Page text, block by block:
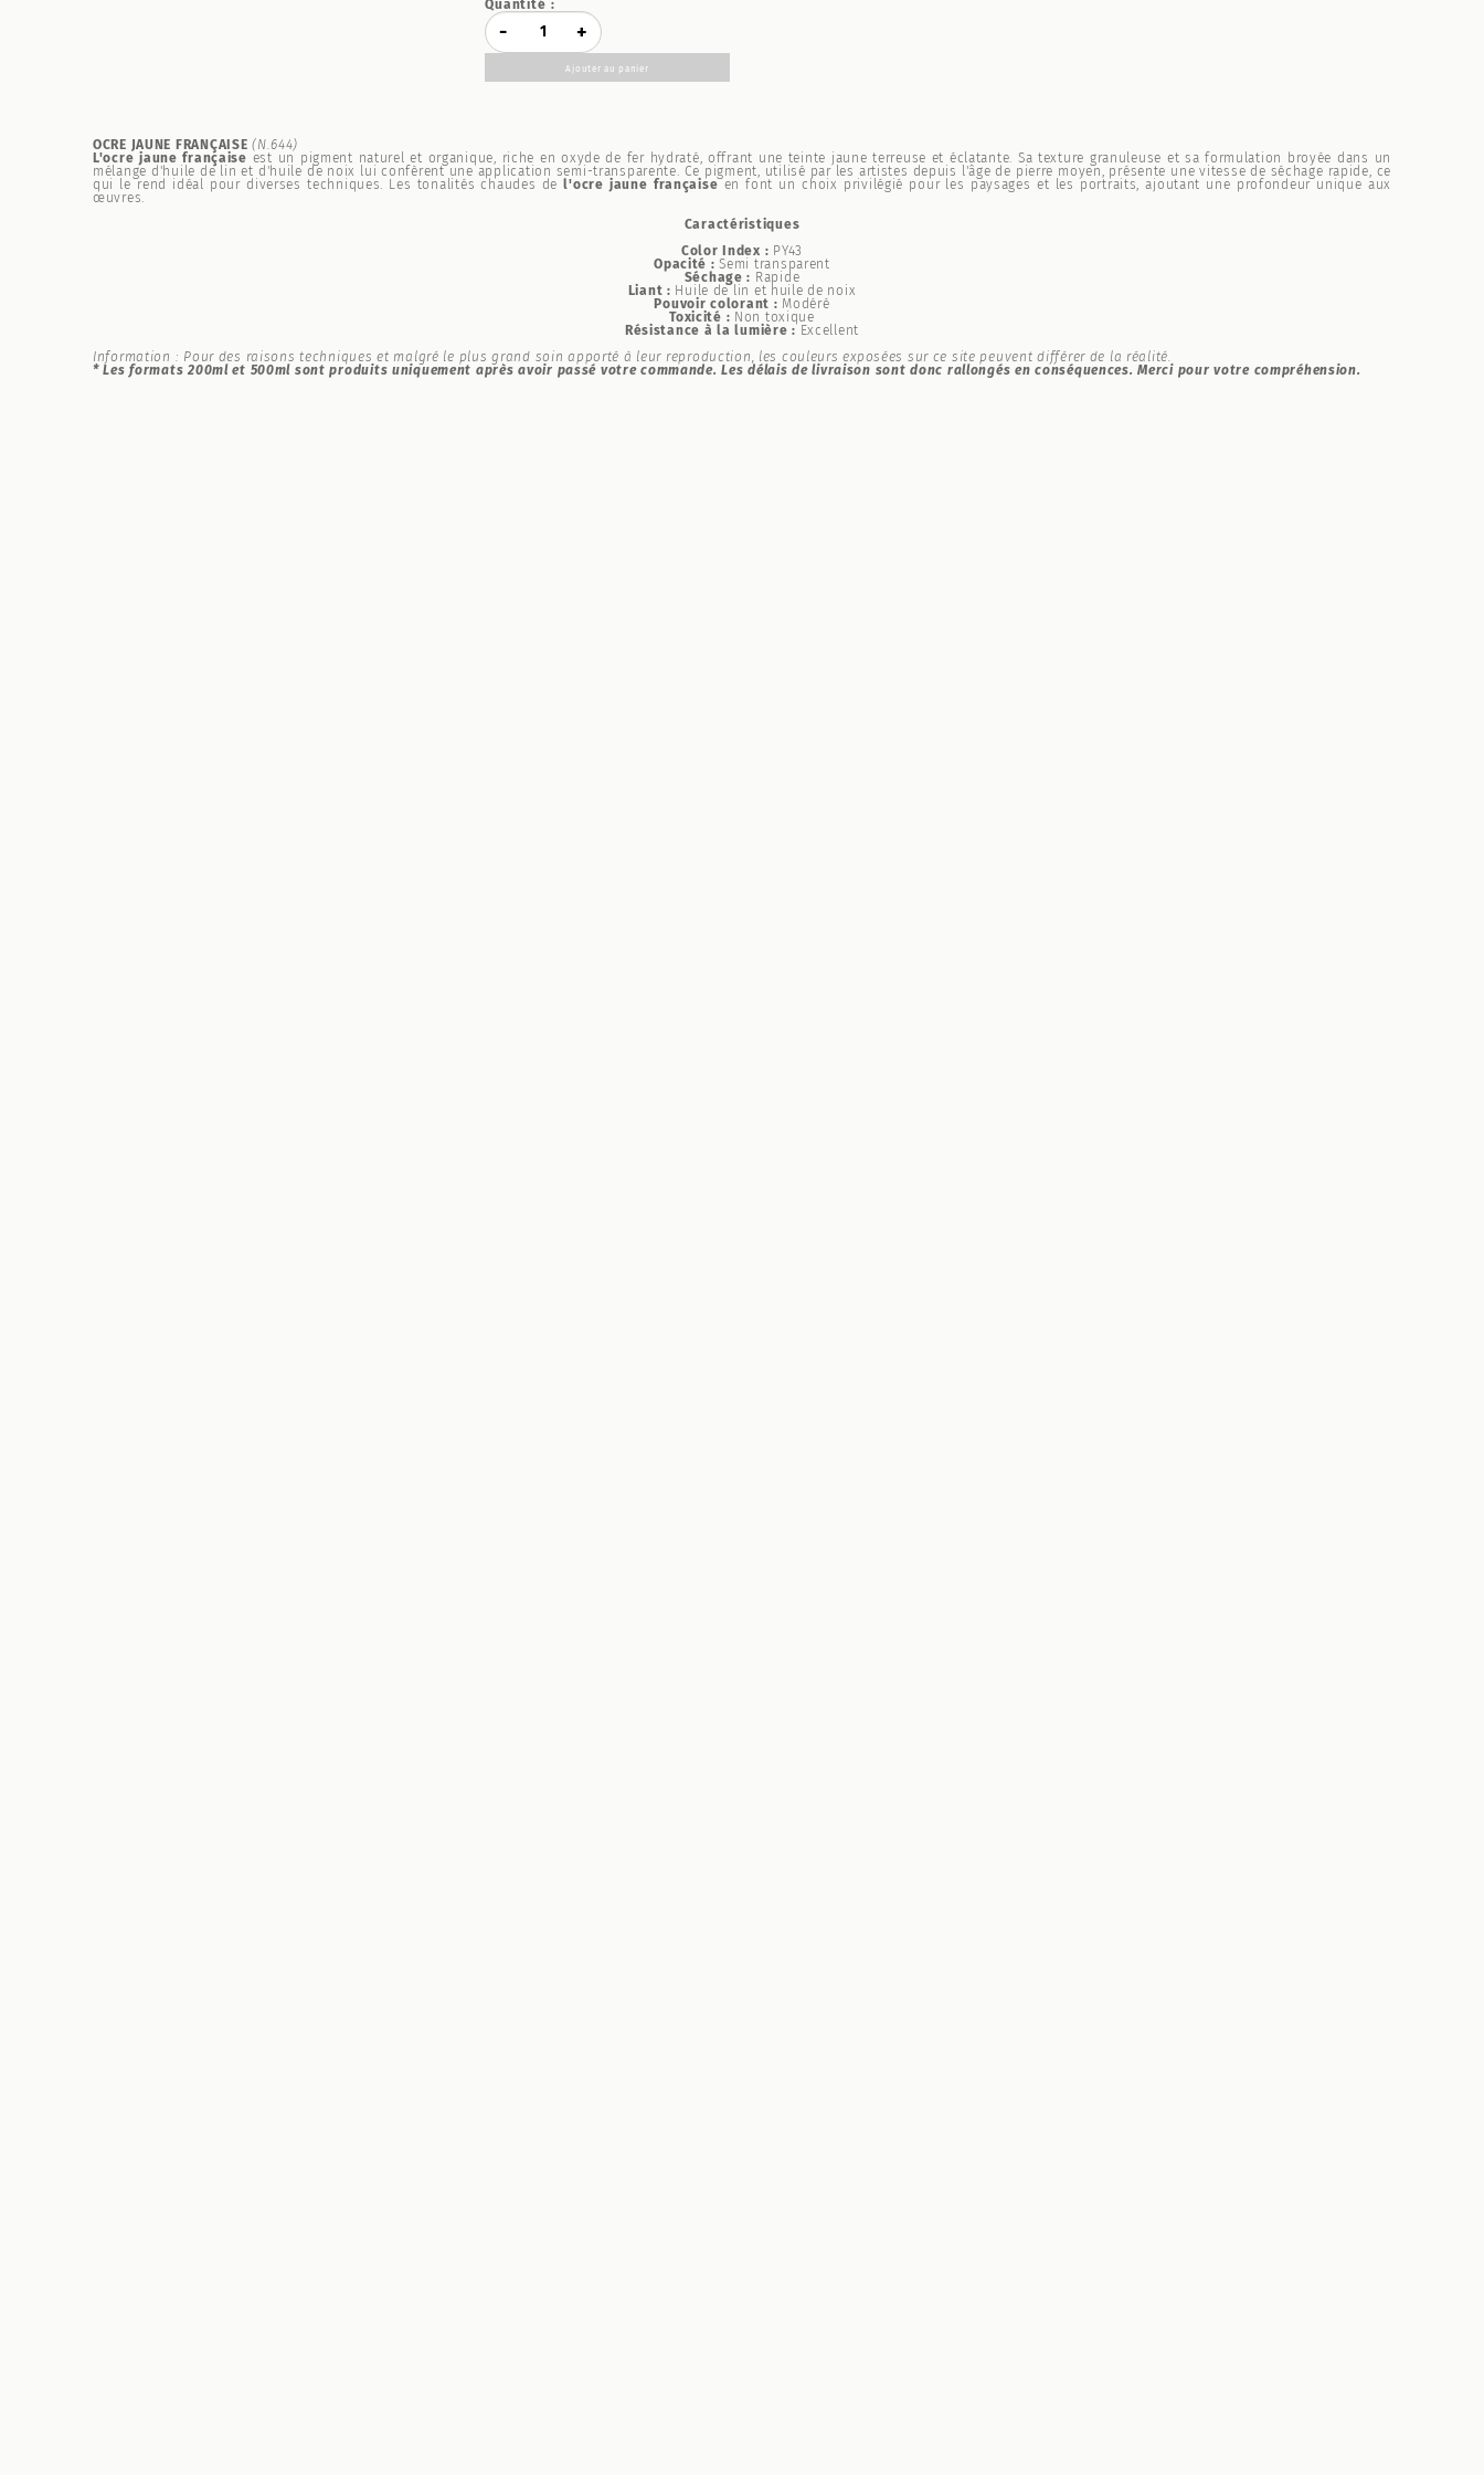
Quantité :
- +
Ajouter au panier
OCRE JAUNE FRANÇAISE(N.644)
L'ocre jaune française est un pigment naturel et organique, riche en oxyde de fer hydraté, offrant une teinte jaune terreuse et éclatante. Sa texture granuleuse et sa formulation broyée dans un
mélange d'huile de lin et d'huile de noix lui confèrent une application semi-transparente. Ce pigment, utilisé par les artistes depuis l'âge de pierre moyen, présente une vitesse de séchage rapide, ce
qui le rend idéal pour diverses techniques. Les tonalités chaudes del'ocre jaune française en font un choix privilégié pour les paysages et les portraits, ajoutant une profondeur unique aux
œuvres.
Caractéristiques
Color Index : PY43
Opacité : Semi transparent
Séchage : Rapide
Liant : Huile de lin et huile de noix
Pouvoir colorant : Modéré
Toxicité : Non toxique
Résistance à la lumière : Excellent
Information : Pour des raisons techniques et malgré le plus grand soin apporté à leur reproduction, les couleurs exposées sur ce site peuvent différer de la réalité.
* Les formats 200ml et 500ml sont produits uniquement après avoir passé votre commande. Les délais de livraison sont donc rallongés en conséquences. Merci pour votre compréhension.